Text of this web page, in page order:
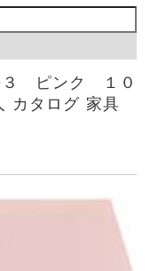
３ ピンク １０
カタログ 家具